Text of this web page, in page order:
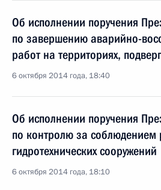
Об исполнении поручения
по завершению аварийно-
работ на территориях,
6 октября 2014 года, 18:40
Об исполнении поручения
по контролю за
гидротехнических сооружений
6 октября 2014 года, 18:10